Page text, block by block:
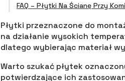
FAQ – Płytki Na Ścianę Przy
Płytki przeznaczone do
na działanie wysokich
dlatego wybierając materiał
Warto szukać płytek
potwierdzające ich